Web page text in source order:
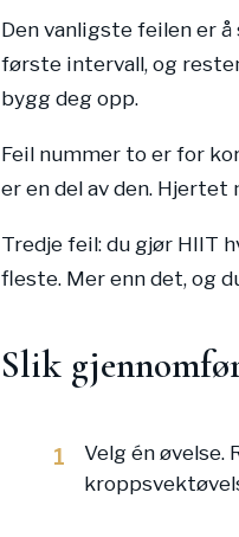
Den vanligste feilen er
første intervall, og
bygg deg opp.
Feil nummer to er for
er en del av den. Hjertet
Tredje feil: du gjør HIIT
fleste. Mer enn det, og
Slik
1
Velg én øvelse.